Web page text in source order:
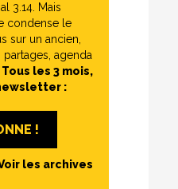
3.14. Mais
condense le
sur un ancien,
agenda
Tous les 3 mois,
:
!
les archives